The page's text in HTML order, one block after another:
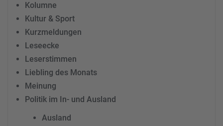
Kolumne
Kultur & Sport
Kurzmeldungen
Leseecke
Leserstimmen
Liebling des Monats
Meinung
Politik im In- und Ausland
Ausland